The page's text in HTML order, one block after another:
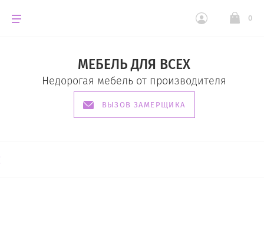
0
МЕБЕЛЬ ДЛЯ ВСЕХ
Недорогая мебель от производителя
ВЫЗОВ ЗАМЕРЩИКА